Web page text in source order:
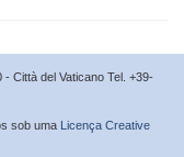
Città del Vaticano Tel. +39-
sob uma Licença Creative